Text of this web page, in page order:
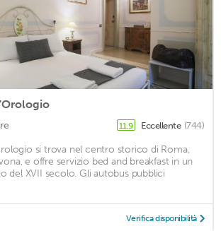
11,9 Eccellente (744)
si trova nel centro storico di Roma,
e offre servizio bed and breakfast in un
del XVII secolo. Gli autobus pubblici
Verifica disponibilità